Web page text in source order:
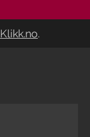
Klikk.no.